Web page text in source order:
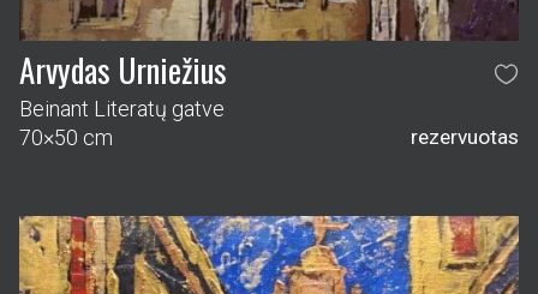
Arvydas Urniežius
Beinant Literatų gatve
70×50 cm
rezervuotas